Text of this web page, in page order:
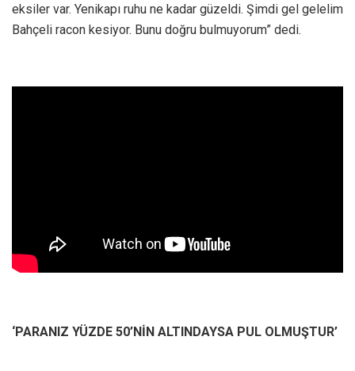
eksiler var. Yenikapı ruhu ne kadar güzeldi. Şimdi gel gelelim
Bahçeli racon kesiyor. Bunu doğru bulmuyorum” dedi.
‘PARANIZ YÜZDE 50’NİN ALTINDAYSA PUL OLMUŞTUR’